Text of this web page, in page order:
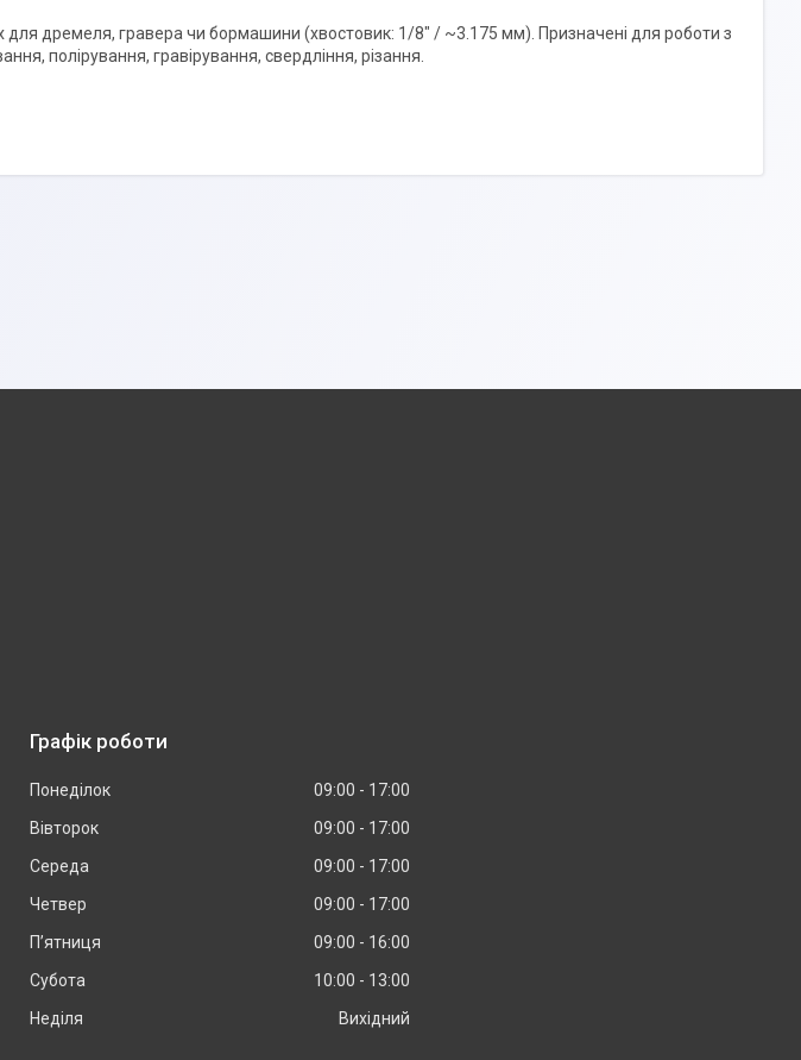
для дремеля, гравера чи бормашини (хвостовик: 1/8" / ~3.175 мм). Призначені для роботи з
полірування, гравірування, свердління, різання.
Графік роботи
Понеділок 09:00
17:00
Вівторок
09:00
17:00
Середа
09:00
17:00
Четвер
09:00
17:00
Пʼятниця
09:00
16:00
Субота
10:00
13:00
Неділя
Вихідний